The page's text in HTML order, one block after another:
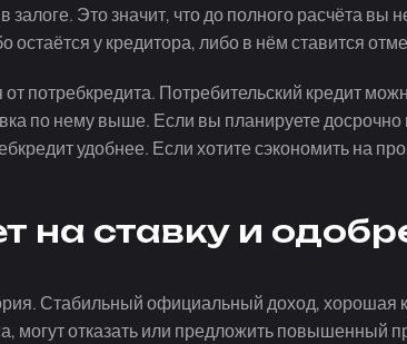
Это значит, что до полного расчёта вы
у кредитора, либо в нём ставится
от потребкредита. Потребительский кредит
по нему выше. Если вы планируете досрочно
удобнее. Если хотите сэкономить на
на ставку и
Стабильный официальный доход, хорошая
могут отказать или предложить повышенный